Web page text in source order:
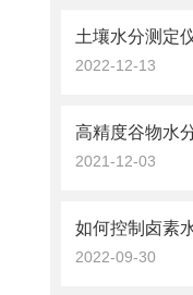
2022-12-13
2021-12-03
如何控制卤素
2022-09-30